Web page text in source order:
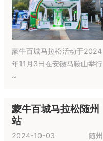
蒙牛百城马拉松活动于2024
年11月3日在安徽马鞍山举行
~
蒙牛百城马拉松随州
站
2024-10-03 随州